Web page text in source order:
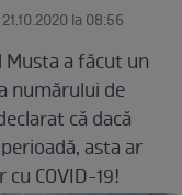
la 08:56
a făcut un
numărului de
că dacă
asta ar
COVID-19!